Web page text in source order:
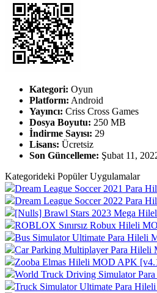
Kategori: Oyun
Platform: Android
Yayıncı: Criss Cross Games
Dosya Boyutu: 250 MB
İndirme Sayısı: 29
Lisans: Ücretsiz
Son Güncelleme: Şubat 11,
Kategorideki Popüler Uygulamalar
Dream League Soccer 2021 Para
Dream League Soccer 2022 Para
[Nulls] Brawl Stars 2023 Mega
ROBLOX Sınırsız Robux Hileli
Bus Simulator Ultimate Para Hileli
Car Parking Multiplayer Para
Zooba Elmas Hileli MOD APK
World Truck Driving Simulator
Truck Simulator Ultimate Para